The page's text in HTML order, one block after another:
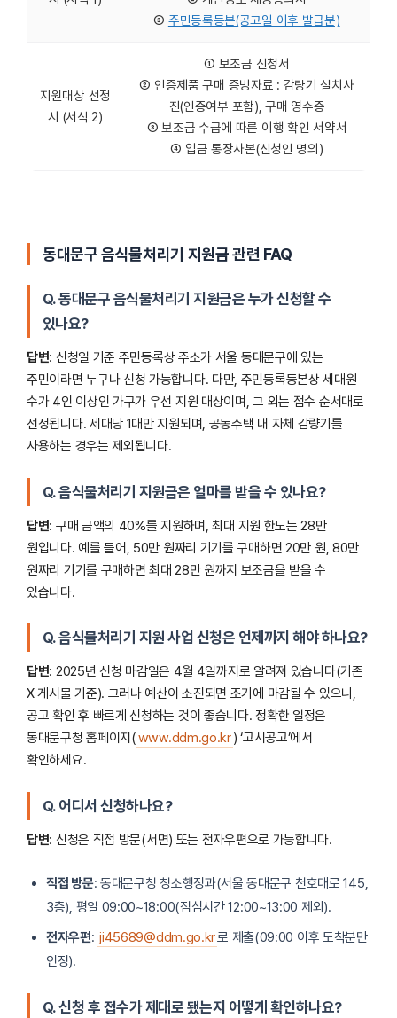
③ 주민등록등본(공고일 이후 발급분)
지원대상 선정
시 (서식 2)
① 보조금 신청서
② 인증제품 구매 증빙자료 : 감량기 설치사
진(인증여부 포함), 구매 영수증
③ 보조금 수급에 따른 이행 확인 서약서
④ 입금 통장사본(신청인 명의)
동대문구 음식물처리기 지원금 관련 FAQ
Q. 동대문구 음식물처리기 지원금은 누가 신청할 수
있나요?
답변: 신청일 기준 주민등록상 주소가 서울 동대문구에 있는
주민이라면 누구나 신청 가능합니다. 다만, 주민등록등본상 세대원
수가 4인 이상인 가구가 우선 지원 대상이며, 그 외는 접수 순서대로
선정됩니다. 세대당 1대만 지원되며, 공동주택 내 자체 감량기를
사용하는 경우는 제외됩니다.
Q. 음식물처리기 지원금은 얼마를 받을 수 있나요?
답변: 구매 금액의 40%를 지원하며, 최대 지원 한도는 28만
원입니다. 예를 들어, 50만 원짜리 기기를 구매하면 20만 원, 80만
원짜리 기기를 구매하면 최대 28만 원까지 보조금을 받을 수
있습니다.
Q. 음식물처리기 지원 사업 신청은 언제까지 해야 하나요?
답변: 2025년 신청 마감일은 4월 4일까지로 알려져 있습니다(기존
X 게시물 기준). 그러나 예산이 소진되면 조기에 마감될 수 있으니,
공고 확인 후 빠르게 신청하는 것이 좋습니다. 정확한 일정은
동대문구청 홈페이지(www.ddm.go.kr) ‘고시공고’에서
확인하세요.
Q. 어디서 신청하나요?
답변: 신청은 직접 방문(서면) 또는 전자우편으로 가능합니다.
직접 방문: 동대문구청 청소행정과(서울 동대문구 천호대로 145,
3층), 평일 09:00~18:00(점심시간 12:00~13:00 제외).
전자우편: ji45689@ddm.go.kr로 제출(09:00 이후 도착분만
인정).
Q. 신청 후 접수가 제대로 됐는지 어떻게 확인하나요?